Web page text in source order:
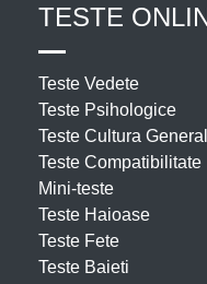
TESTE
Teste Vedete
Teste Psihologice
Teste Cultura
Teste Compatibilitate
Mini-teste
Teste Haioase
Teste Fete
Teste Baieti